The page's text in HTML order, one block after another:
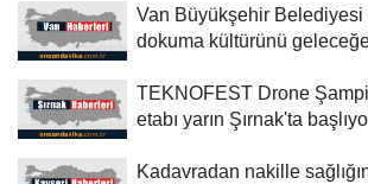
Van Büyükşehir
dokuma kültürünü
TEKNOFEST Drone
etabı yarın Şırnak'ta
Kadavradan nakille